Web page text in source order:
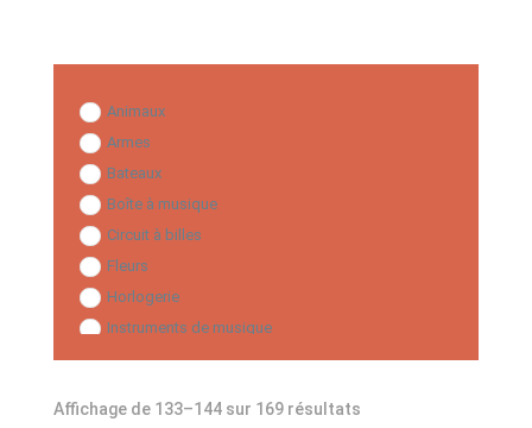
Animaux
Armes
Bateaux
Boîte à musique
Circuit à billes
Fleurs
Horlogerie
Instruments de musique
Maisons miniatures
Modèles avec lumière
Affichage de 133–144 sur 169 résultats